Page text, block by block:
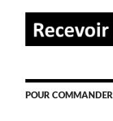
POUR COMMANDER